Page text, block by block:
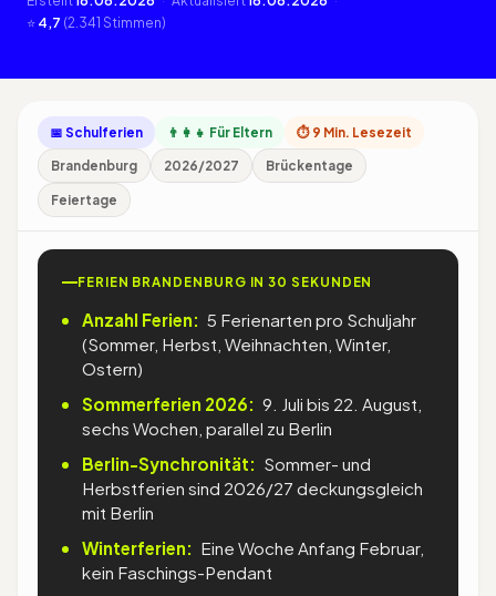
⭐ 4,7 (2.341 Stimmen)
📅 Schulferien 👨‍👩‍👧 Für Eltern
⏱ 9 Min. Lesezeit
Brandenburg
2026/2027 Brückentage
Feiertage
FERIEN BRANDENBURG IN 30 SEKUNDEN
Anzahl Ferien: 5 Ferienarten pro Schuljahr
(Sommer, Herbst, Weihnachten, Winter,
Ostern)
Sommerferien 2026: 9. Juli bis 22. August,
sechs Wochen, parallel zu Berlin
Berlin-Synchronität: Sommer- und
Herbstferien sind 2026/27 deckungsgleich
mit Berlin
Winterferien: Eine Woche Anfang Februar,
kein Faschings-Pendant